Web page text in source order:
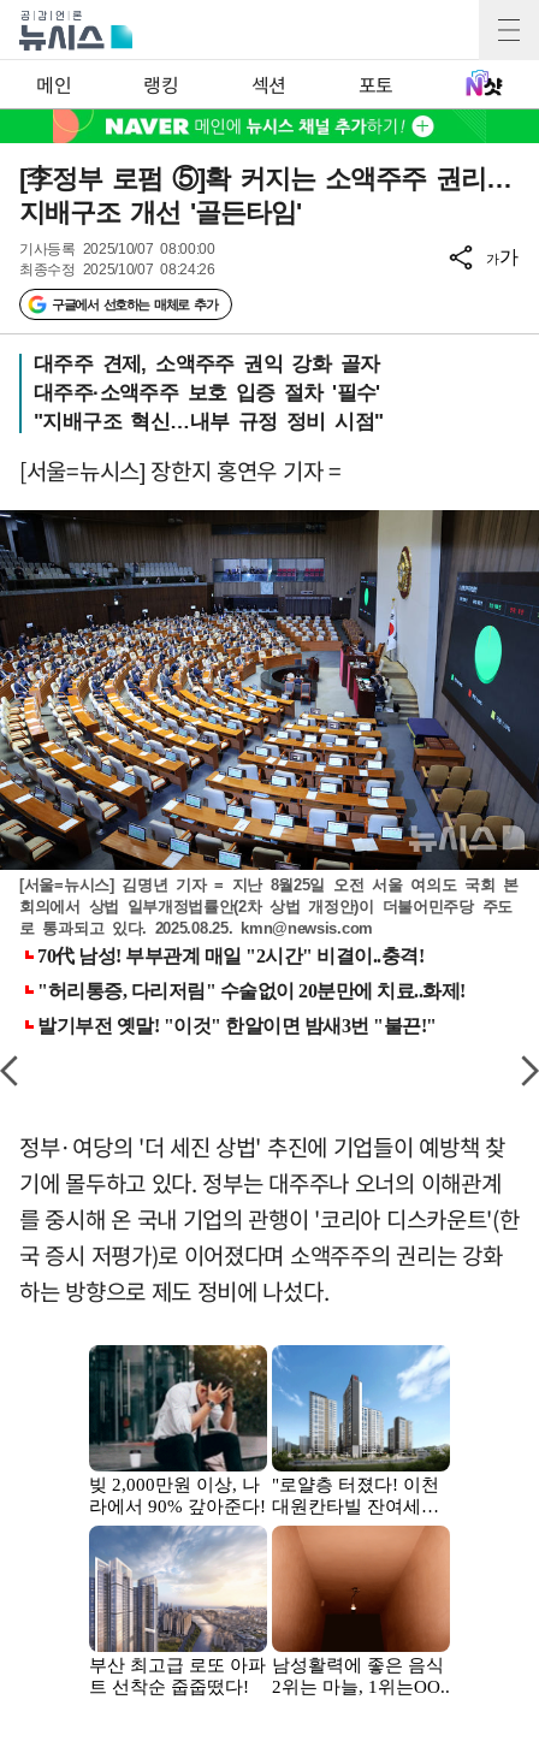
메인 랭킹 섹션 포토
[李정부 로펌 ⑤]확 커지는 소액주주 권리…
지배구조 개선 '골든타임'
기사등록 2025/10/07 08:00:00
최종수정 2025/10/07 08:24:26
구글에서 선호하는 매체로 추가
가가
대주주 견제, 소액주주 권익 강화 골자
대주주·소액주주 보호 입증 절차 '필수'
"지배구조 혁신…내부 규정 정비 시점"
[서울=뉴시스] 장한지 홍연우 기자 =
[서울=뉴시스] 김명년 기자 = 지난 8월25일 오전 서울 여의도 국회 본
회의에서 상법 일부개정법률안(2차 상법 개정안)이 더불어민주당 주도
로 통과되고 있다. 2025.08.25. kmn@newsis.com
정부·여당의 '더 세진 상법' 추진에 기업들이 예방책 찾
기에 몰두하고 있다. 정부는 대주주나 오너의 이해관계
를 중시해 온 국내 기업의 관행이 '코리아 디스카운트'(한
국 증시 저평가)로 이어졌다며 소액주주의 권리는 강화
하는 방향으로 제도 정비에 나섰다.